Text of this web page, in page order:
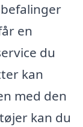
en
du
kan
med den
kan du